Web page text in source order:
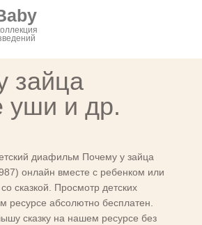
зайца
уши и др.
диафильм Почему у зайца
онлайн вместе с ребенком или
сказкой. Просмотр детских
абсолютно бесплатен.
сказку на нашем ресурсе без